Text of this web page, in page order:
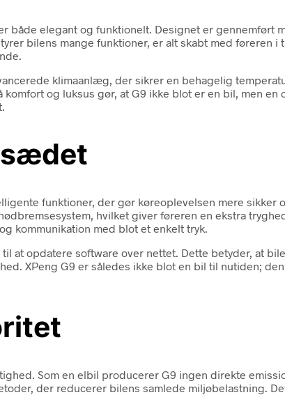
både elegant og funktionelt. Designet er
bilens mange funktioner, er alt skabt med føreren i
klimaanlæg, der sikrer en behagelig
og luksus gør, at G9 ikke blot er en bil, men en
funktioner, der gør køreoplevelsen mere sikker
hvilket giver føreren en ekstra
kommunikation med blot et enkelt tryk.
at opdatere software over nettet. Dette betyder, at
XPeng G9 er således ikke blot en bil til nutiden;
Som en elbil producerer G9 ingen direkte
der reducerer bilens samlede miljøbelastning.